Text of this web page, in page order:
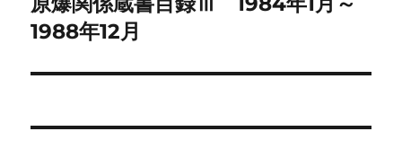
ー
ン
の
稿:
1988年12月